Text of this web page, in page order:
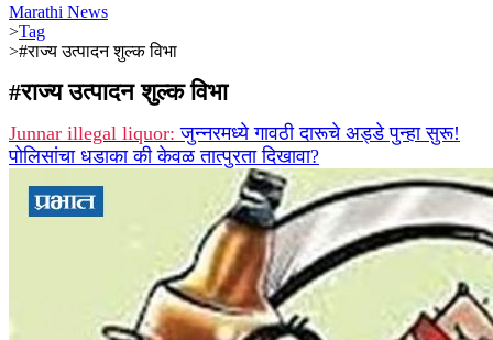
Marathi News
>Tag
>#राज्य उत्पादन शुल्क विभा
#राज्य उत्पादन शुल्क विभा
Junnar illegal liquor: जुन्नरमध्ये गावठी दारूचे अड्डे पुन्हा सुरू!
पोलिसांचा धडाका की केवळ तात्पुरता दिखावा?